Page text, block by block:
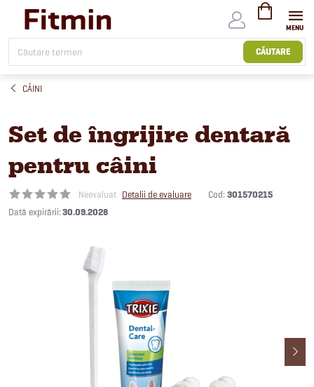
conținut
CĂUTARE
COŞ
DE
CÂINI
Set de îngrijire dentară
pentru câini
Neevaluat Detalii de evaluare Cod: 301570215
30.09.2028